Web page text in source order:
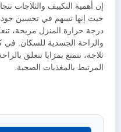
إن أهمية التكييف والثلاجات
حيث إنها تسهم في تحسين
درجة حرارة المنزل مريحة،
والراحة الجسدية للسكان. في
ثلاجة، نتمتع بمزايا تتعلق
المرتبط بالمغذيات الصحية.